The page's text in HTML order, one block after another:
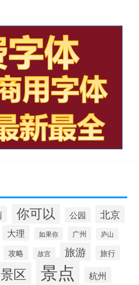
你可以 公园 北京
大理 如果你 广州 庐山
攻略 故宫 旅游 旅行
景区 景点 杭州